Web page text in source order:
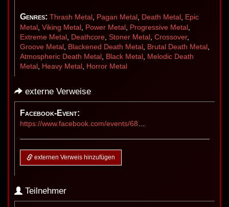
Genres: Thrash Metal , Pagan Metal , Death Metal , Epic
Metal , Viking Metal , Power Metal , Progressive Metal ,
Extreme Metal , Deathcore, Stoner Metal , Crossover,
Groove Metal , Blackened Death Metal , Brutal Death Metal ,
Atmospheric Death Metal , Black Metal , Melodic Death
Metal , Heavy Metal , Horror Metal
externe Verweise
Facebook-Event:
https://www.facebook.com/events/684222237987563
externen Verweis hinzufügen
Teilnehmer